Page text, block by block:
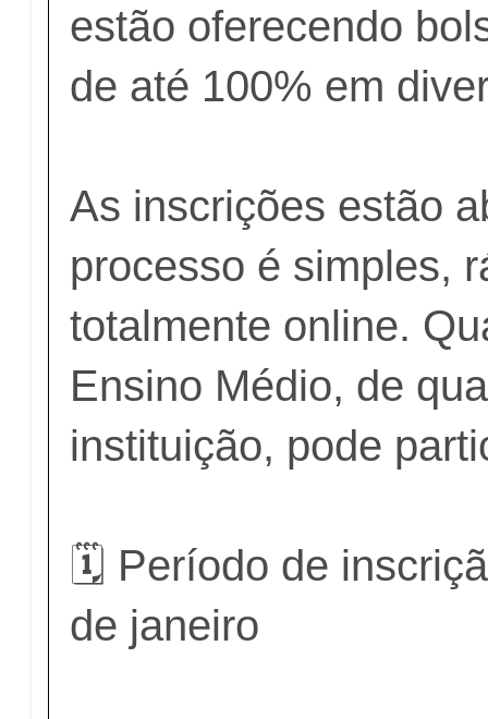
estão oferecendo
de até 100% em
As inscrições estão
processo é simples,
totalmente online.
Ensino Médio, de
instituição, pode
🗓 Período de
de janeiro